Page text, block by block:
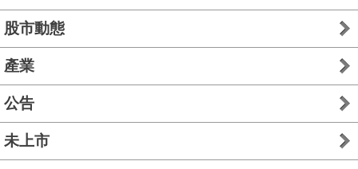
股市動態
產業
公告
未上市